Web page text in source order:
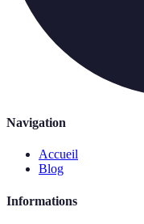
Navigation
Accueil
Blog
Informations